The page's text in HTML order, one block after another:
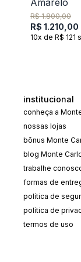
R$ 1.800,00
R$ 1.210,00
10x de R$ 121
institucional
conheça a
nossas lojas
bônus Monte
blog Monte
trabalhe
formas de
política de
política de
termos de uso